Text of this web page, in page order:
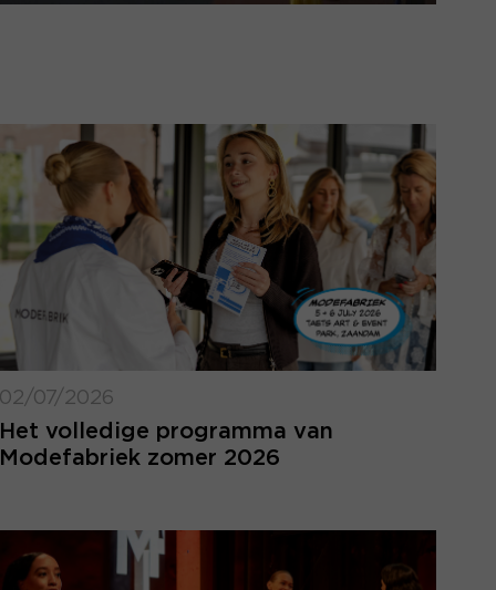
02/07/2026
Het volledige programma van
Modefabriek zomer 2026